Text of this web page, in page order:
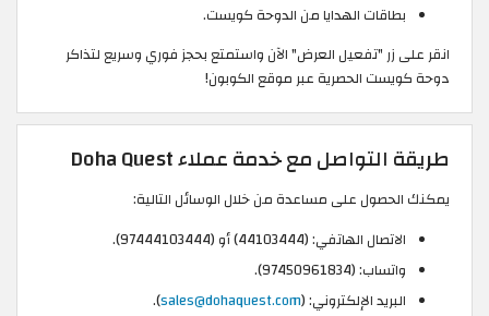
بطاقات الهدايا من الدوحة كويست.
انقر على زر "تفعيل العرض" الآن واستمتع بحجز فوري وسريع لتذاكر
دوحة كويست الحصرية عبر موقع الكوبون!
طريقة التواصل مع خدمة عملاء Doha Quest
يمكنك الحصول على مساعدة من خلال الوسائل التالية:
الاتصال الهاتفي: (44103444) أو (‏97444103444‏).
واتساب: (97450961834).
البريد الإلكتروني: (sales@dohaquest.com
).